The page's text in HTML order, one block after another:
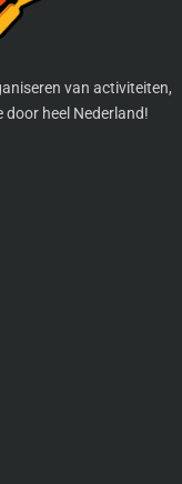
van activiteiten,
heel Nederland!